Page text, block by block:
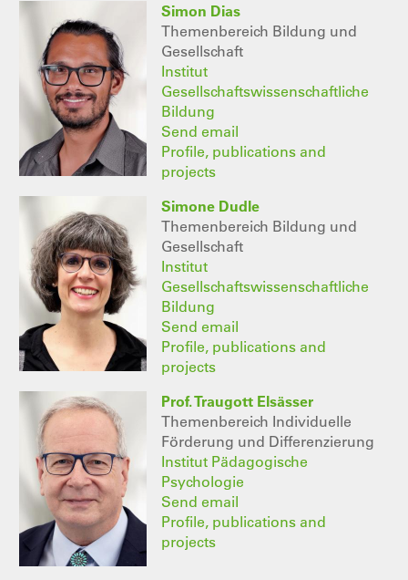
Simon Dias
Themenbereich Bildung und
Gesellschaft
Institut
Gesellschaftswissenschaftliche
Bildung
Send email
Profile, publications and
projects
Simone Dudle
Themenbereich Bildung und
Gesellschaft
Institut
Gesellschaftswissenschaftliche
Bildung
Send email
Profile, publications and
projects
Prof. Traugott Elsässer
Themenbereich Individuelle
Förderung und Differenzierung
Institut Pädagogische
Psychologie
Send email
Profile, publications and
projects